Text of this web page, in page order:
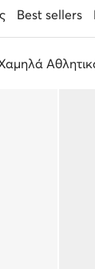
Best sellers